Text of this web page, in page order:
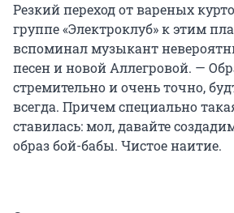
Резкий переход от вареных
группе «Электроклуб» к этим
вспоминал музыкант
песен и новой Аллегровой. —
стремительно и очень точно,
всегда. Причем специально
ставилась: мол, давайте
образ бой-бабы. Чистое наитие.